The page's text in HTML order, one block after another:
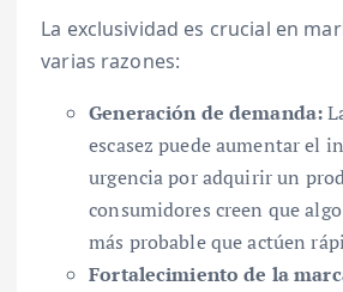
La exclusividad es crucial en
varias razones:
Generación de demanda:
escasez puede aumentar el
urgencia por adquirir un
consumidores creen que
más probable que actúen
Fortalecimiento de la